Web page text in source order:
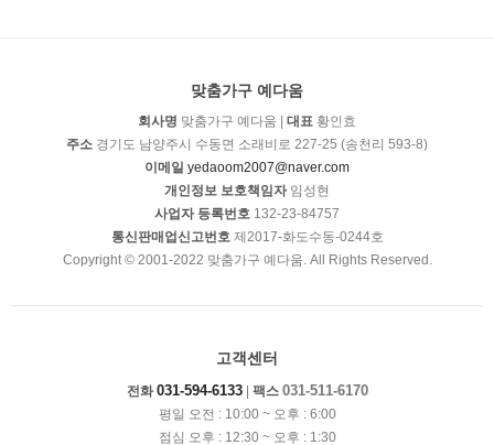
맞춤가구 예다움
회사명 맞춤가구 예다움 | 대표 황인효
주소 경기도 남양주시 수동면 소래비로 227-25 (송천리 593-8)
이메일 yedaoom2007@naver.com
개인정보 보호책임자임성현
사업자 등록번호 132-23-84757
통신판매업신고번호 제2017-화도수동-0244호
Copyright © 2001-2022 맞춤가구 예다움. All Rights Reserved.
고객센터
전화 031-594-6133| 팩스 031-511-6170
평일 오전 : 10:00 ~ 오후 : 6:00
점심 오후 : 12:30 ~ 오후 : 1:30